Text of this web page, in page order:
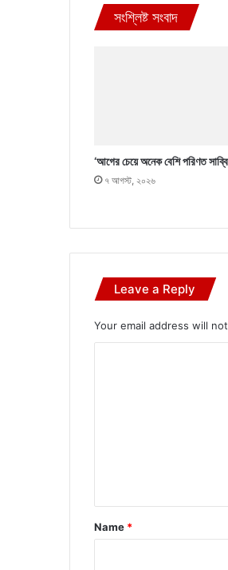
সংশ্লিষ্ট সংবাদ
‘আগের চেয়ে অনেক বেশি পরিণত
৭ আগস্ট, ২০২৬
Leave a Reply
Your email address will
*
Name *